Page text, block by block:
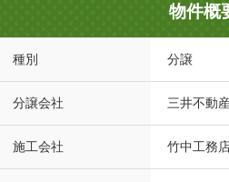
物件概
種別 分譲
分譲会社 三井不動
施工会社 竹中工務